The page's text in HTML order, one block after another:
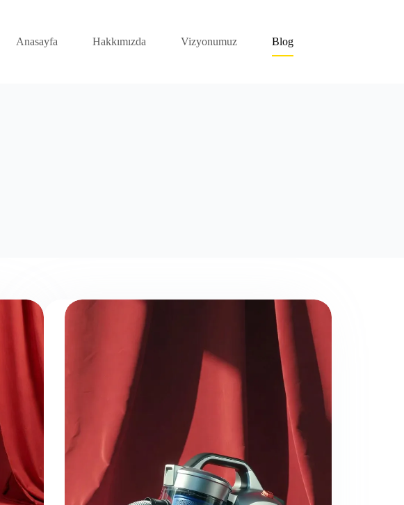
Anasayfa
Hakkımızda Vizyonumuz Blog